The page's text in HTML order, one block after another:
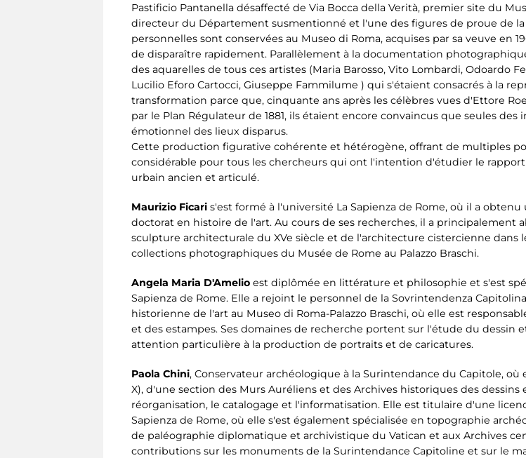
Pastificio Pantanella désaffecté de Via Bocca della Verità, premier site du
directeur du Département susmentionné et l'une des figures de proue de
personnelles sont conservées au Museo di Roma, acquises par sa veuve en
de disparaître rapidement. Parallèlement à la documentation
des aquarelles de tous ces artistes (Maria Barosso, Vito Lombardi, Odoardo
Lucilio Eforo Cartocci, Giuseppe Fammilume ) qui s'étaient consacrés à la
transformation parce que, cinquante ans après les célèbres vues d'Ettore
par le Plan Régulateur de 1881, ils étaient encore convaincus que seules
émotionnel des lieux disparus.
Cette production figurative cohérente et hétérogène, offrant de multiples
considérable pour tous les chercheurs qui ont l'intention d'étudier le
urbain ancien et articulé.
Maurizio Ficari s'est formé à l'université La Sapienza de Rome, où il a
doctorat en histoire de l'art. Au cours de ses recherches, il a principalement
sculpture architecturale du XVe siècle et de l'architecture cistercienne dans
collections photographiques du Musée de Rome au Palazzo Braschi.
Angela Maria D'Amelio est diplômée en littérature et philosophie et s'est
Sapienza de Rome. Elle a rejoint le personnel de la Sovrintendenza
historienne de l'art au Museo di Roma-Palazzo Braschi, où elle est
et des estampes. Ses domaines de recherche portent sur l'étude du dessin
attention particulière à la production de portraits et de caricatures.
Paola Chini, Conservateur archéologique à la Surintendance du Capitole,
X), d'une section des Murs Auréliens et des Archives historiques des
réorganisation, le catalogage et l'informatisation. Elle est titulaire d'une
Sapienza de Rome, où elle s'est également spécialisée en topographie
de paléographie diplomatique et archivistique du Vatican et aux Archives
contributions sur les monuments de la Surintendance Capitoline et sur le